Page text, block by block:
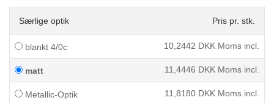
Særlige optik Pris pr. stk.
blankt 4/0c 10,2442 DKK Moms incl.
matt 11,4446 DKK Moms incl.
Metallic-Optik 11,8180 DKK Moms incl.